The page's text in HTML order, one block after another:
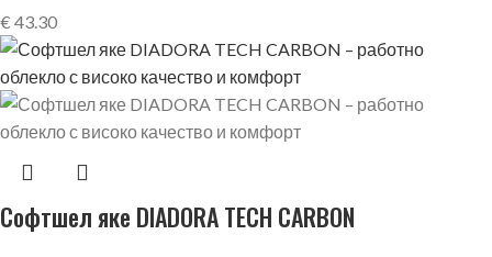
€ 43.30
Софтшел яке DIADORA TECH CARBON